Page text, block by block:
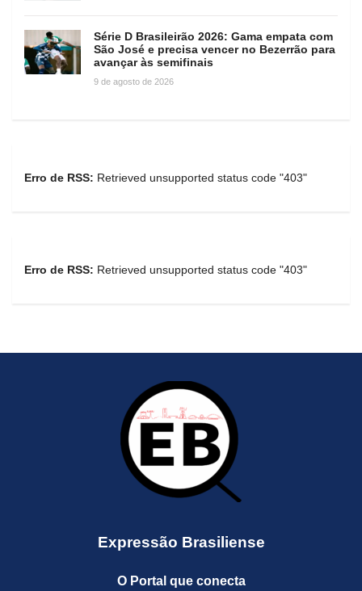
Série D Brasileirão 2026: Gama empata com
São José e precisa vencer no Bezerrão para
avançar às semifinais
9 de agosto de 2026
Erro de RSS: Retrieved unsupported status code "403"
Erro de RSS: Retrieved unsupported status code "403"
Expressão Brasiliense
O Portal que conecta